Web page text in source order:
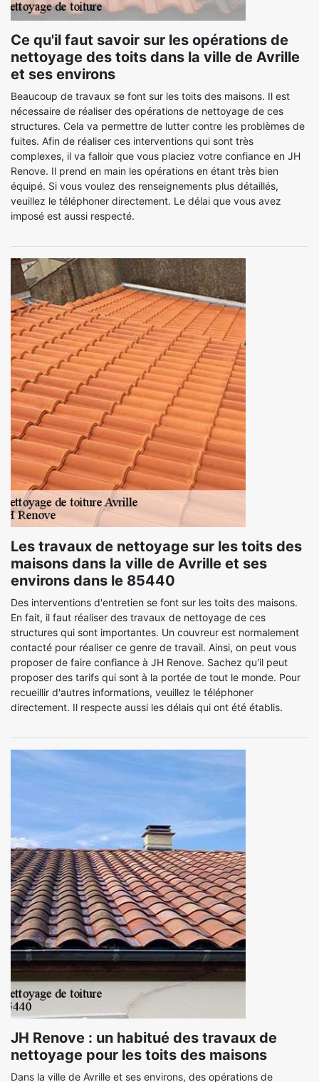
Ce qu'il faut savoir sur les opérations de
nettoyage des toits dans la ville de Avrille
et ses environs
Beaucoup de travaux se font sur les toits des maisons. Il est
nécessaire de réaliser des opérations de nettoyage de ces
structures. Cela va permettre de lutter contre les problèmes de
fuites. Afin de réaliser ces interventions qui sont très
complexes, il va falloir que vous placiez votre confiance en JH
Renove. Il prend en main les opérations en étant très bien
équipé. Si vous voulez des renseignements plus détaillés,
veuillez le téléphoner directement. Le délai que vous avez
imposé est aussi respecté.
Les travaux de nettoyage sur les toits des
maisons dans la ville de Avrille et ses
environs dans le 85440
Des interventions d'entretien se font sur les toits des maisons.
En fait, il faut réaliser des travaux de nettoyage de ces
structures qui sont importantes. Un couvreur est normalement
contacté pour réaliser ce genre de travail. Ainsi, on peut vous
proposer de faire confiance à JH Renove. Sachez qu'il peut
proposer des tarifs qui sont à la portée de tout le monde. Pour
recueillir d'autres informations, veuillez le téléphoner
directement. Il respecte aussi les délais qui ont été établis.
JH Renove : un habitué des travaux de
nettoyage pour les toits des maisons
Dans la ville de Avrille et ses environs, des opérations de